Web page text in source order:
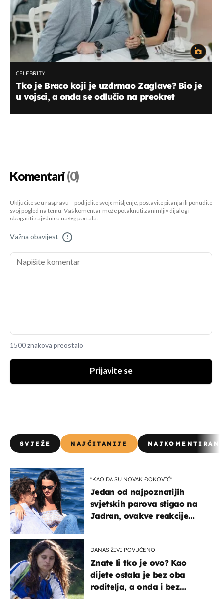
CELEBRITY
Tko je Braco koji je uzdrmao Zaglave? Bio je
u vojsci, a onda se odlučio na preokret
Komentari(0)
Uključite se u raspravu – podijelite svoje mišljenje, postavite pitanja ili ponudite
svoj pogled na temu. Vaš komentar može potaknuti zanimljiv dijalog i
obogatiti zajednicu našeg portala.
Važna obavijest !
1500 znakova preostalo
Prijavite se
SVJEŽE NAJČITANIJE
"KAO DA SU NOVAK ĐOKOVIĆ"
Jedan od najpoznatijih
svjetskih parova stigao na
Jadran, ovakve reakcije
DANAS ŽIVI POVUČENO
Znate li tko je ovo? Kao
dijete ostala je bez oba
roditelja, a onda i bez